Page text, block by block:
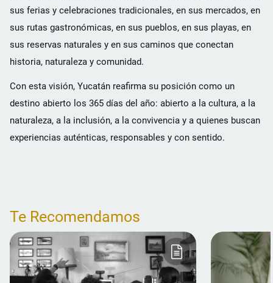
sus ferias y celebraciones tradicionales, en sus mercados, en
sus rutas gastronómicas, en sus pueblos, en sus playas, en
sus reservas naturales y en sus caminos que conectan
historia, naturaleza y comunidad.
Con esta visión, Yucatán reafirma su posición como un
destino abierto los 365 días del año: abierto a la cultura, a la
naturaleza, a la inclusión, a la convivencia y a quienes buscan
experiencias auténticas, responsables y con sentido.
Te Recomendamos